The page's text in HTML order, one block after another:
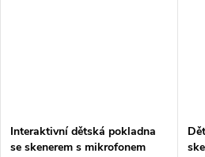
Interaktivní dětská pokladna
se skenerem s mikrofonem